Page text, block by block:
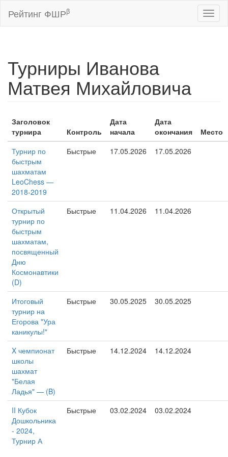
Рейтинг ФШРβ
Турниры Иванова
Матвея Михайловича
Заголовок
турнира
Контроль
Дата
начала
Дата
окончания
Место
Турнир по
быстрым
шахматам
LeoChess —
2018-2019
Быстрые 17.05.2026 17.05.2026
Открытый
турнир по
быстрым
шахматам,
посвященный
Дню
Космонавтики
(D)
Быстрые 11.04.2026 11.04.2026
Итоговый
турнир на
Егорова "Ура
каникулы!"
Быстрые 30.05.2025 30.05.2025
X чемпионат
школы
шахмат
"Белая
Ладья" — (B)
Быстрые 14.12.2024 14.12.2024
II Кубок
Дошкольника
- 2024,
Турнир А
Быстрые 03.02.2024 03.02.2024